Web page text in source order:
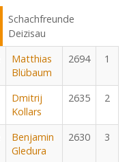
Schachfreunde
Deizisau
Matthias
Blübaum
2694 1
Dmitrij
Kollars
2635 2
Benjamin
Gledura
2630 3